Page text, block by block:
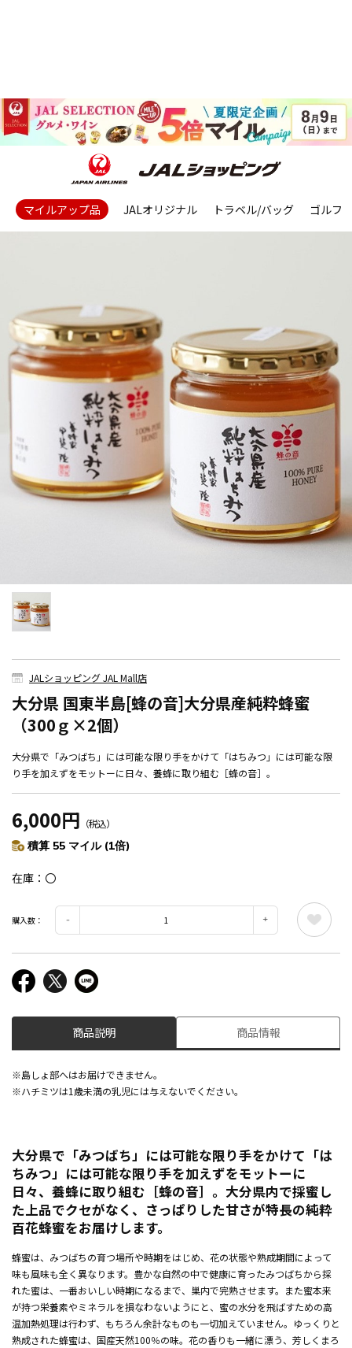
マイルアップ品 JALオリジナル トラベル/バッグ ゴルフ
JALショッピング JAL Mall店
大分県 国東半島[蜂の音]大分県産純粋蜂蜜
（300ｇ×2個）
大分県で「みつばち」には可能な限り手をかけて「はちみつ」には可能な限
り手を加えずをモットーに日々、養蜂に取り組む［蜂の音］。
6,000円 （税込）
積算 55 マイル (1倍)
在庫 〇
購入数：
商品説明 商品情報
※島しょ部へはお届けできません。
※ハチミツは1歳未満の乳児には与えないでください。
大分県で「みつばち」には可能な限り手をかけて「は
ちみつ」には可能な限り手を加えずをモットーに
日々、養蜂に取り組む［蜂の音］。大分県内で採蜜し
た上品でクセがなく、さっぱりした甘さが特長の純粋
百花蜂蜜をお届けします。
蜂蜜は、みつばちの育つ場所や時期をはじめ、花の状態や熟成期間によって
味も風味も全く異なります。豊かな自然の中で健康に育ったみつばちから採
れた蜜は、一番おいしい時期になるまで、巣内で完熟させます。また蜜本来
が持つ栄養素やミネラルを損なわないようにと、蜜の水分を飛ばすための高
温加熱処理は行わず、もちろん余計なものも一切加えていません。ゆっくりと
熟成された蜂蜜は、国産天然100％の味。花の香りも一緒に漂う、芳しくまろ